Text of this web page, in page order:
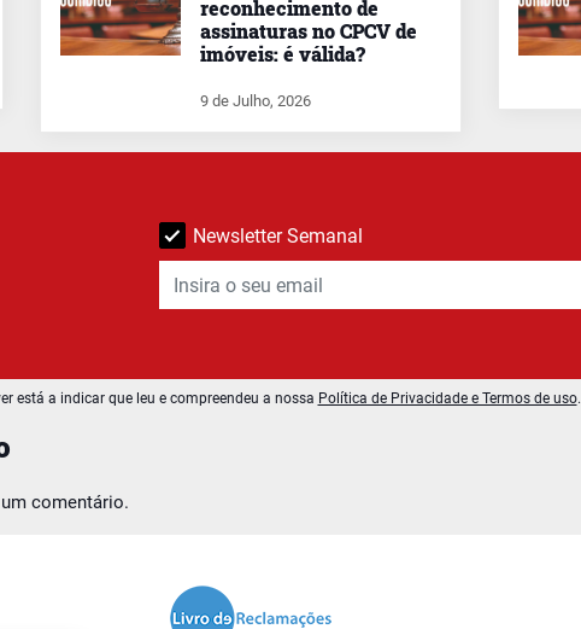
comentário.
reconhecimento de
assinaturas no CPCV de
imóveis: é válida?
9 de Julho, 2026
Newsletter Semanal
está a indicar que leu e compreendeu a nossa Política de Privacidade e Termos de uso.